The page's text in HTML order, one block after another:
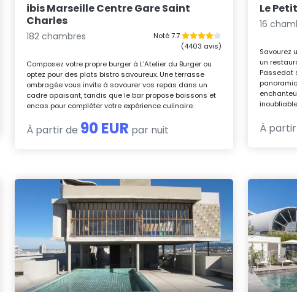
ibis Marseille Centre Gare Saint
Charles
182 chambres
Noté 7.7
(4403 avis)
Composez votre propre burger à L'Atelier du Burger ou
optez pour des plats bistro savoureux. Une terrasse
ombragée vous invite à savourer vos repas dans un
cadre apaisant, tandis que le bar propose boissons et
encas pour compléter votre expérience culinaire.
À partir de 90 EUR par nuit
Le
16
Savourez
un
Passedat
À